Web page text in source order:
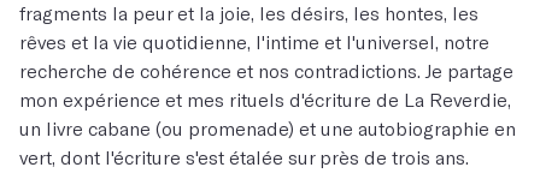
fragments la peur et la joie, les désirs, les hontes, les
rêves et la vie quotidienne, l'intime et l'universel, notre
recherche de cohérence et nos contradictions. Je partage
mon expérience et mes rituels d'écriture de La Reverdie,
un livre cabane (ou promenade) et une autobiographie en
vert, dont l'écriture s'est étalée sur près de trois ans.